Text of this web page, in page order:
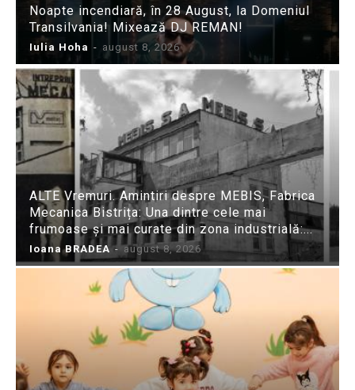
Noapte incendiară, în 28 August, la Domeniul
Transilvania! Mixează DJ REMAN!
Iulia Hoha - august 8, 2026
ALTE Vremuri. Amintiri despre MEBIS, Fabrica
Mecanica Bistrița: Una dintre cele mai
frumoase și mai curate din zona industrială:...
Ioana BRADEA - august 8, 2026